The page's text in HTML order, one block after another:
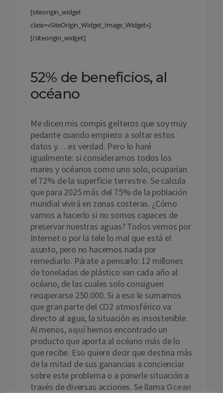
[siteorigin_widget
class=»SiteOrigin_Widget_Image_Widget»]
[/siteorigin_widget]
52% de beneficios, al
océano
Me dicen mis compis gelteros que soy muy
pedante cuando empiezo a soltar estos
datos y… es verdad. Pero lo haré
igualmente: si consideramos todos los
mares y océanos como uno solo, ocuparían
el 72% de la superficie terrestre. Se calcula
que para 2025 más del 75% de la población
mundial vivirá en zonas costeras. ¿Cómo
vamos a hacerlo si no somos capaces de
preservar nuestras aguas? Todos vemos por
Internet o por la tele lo mal que está el
asunto, pero no hacemos nada por
remediarlo. Párate a pensarlo: 12 millones
de toneladas de plástico van cada año al
océano, de las cuales solo consiguen
recuperarse 250.000. Si a eso le sumamos
que gran parte del CO2 atmosférico va
directo al agua, la situación es insostenible.
Al menos,aquíhemos encontrado un
producto que aporta al océano más de lo
que recibe. Eso quiere decir que destina más
de la mitad de sus ganancias a concienciar
sobre este problema o a ponerle situación a
través de diversas acciones. Se llama Ocean